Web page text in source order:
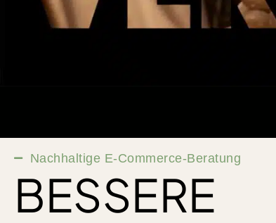
Nachhaltige E-Commerce-Beratung
BESSERE